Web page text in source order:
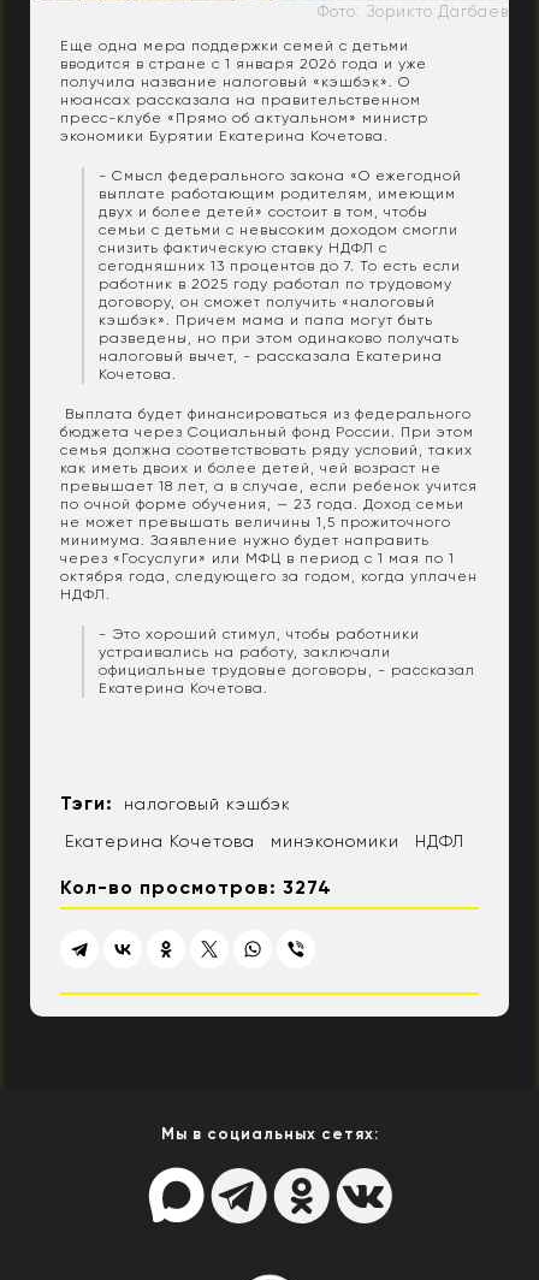
Фото: Зорикто Дагбаев
Еще одна мера поддержки семей с детьми
вводится в стране с 1 января 2026 года и уже
получила название налоговый «кэшбэк». О
нюансах рассказала на правительственном
пресс-клубе «Прямо об актуальном» министр
экономики Бурятии Екатерина Кочетова.
- Смысл федерального закона «О ежегодной
выплате работающим родителям, имеющим
двух и более детей» состоит в том, чтобы
семьи с детьми с невысоким доходом смогли
снизить фактическую ставку НДФЛ с
сегодняшних 13 процентов до 7. То есть если
работник в 2025 году работал по трудовому
договору, он сможет получить «налоговый
кэшбэк». Причем мама и папа могут быть
разведены, но при этом одинаково получать
налоговый вычет, - рассказала Екатерина
Кочетова.
Выплата будет финансироваться из федерального
бюджета через Социальный фонд России. При этом
семья должна соответствовать ряду условий, таких
как иметь двоих и более детей, чей возраст не
превышает 18 лет, а в случае, если ребенок учится
по очной форме обучения, — 23 года. Доход семьи
не может превышать величины 1,5 прожиточного
минимума. Заявление нужно будет направить
через «Госуслуги» или МФЦ в период с 1 мая по 1
октября года, следующего за годом, когда уплачен
НДФЛ.
- Это хороший стимул, чтобы работники
устраивались на работу, заключали
официальные трудовые договоры, - рассказал
Екатерина Кочетова.
Тэги:
налоговый кэшбэк
Екатерина Кочетова
минэкономики НДФЛ
Кол-во просмотров: 3274
Мы в социальных сетях: